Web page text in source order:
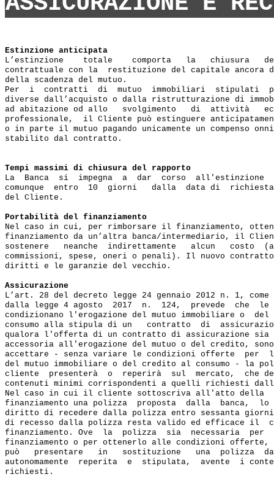
Estinzione anticipata
L’estinzione    totale    comporta   la   chiusura
contrattuale con la  restituzione del capitale ancora
della scadenza del mutuo.
Per  i  contratti  di  mutuo  immobiliari  stipulati
diverse dall’acquisto o dalla ristrutturazione di
ad abitazione od allo   svolgimento   di  attività
professionale,  il Cliente può estinguere
o in parte il mutuo pagando unicamente un compenso
stabilito dal contratto.
Tempi massimi di chiusura del rapporto
La  Banca  si  impegna  a  dar  corso  all'estinzione
comunque  entro  10  giorni   dalla  data di
del Cliente.
Portabilità del finanziamento
Nel caso in cui, per rimborsare il finanziamento,
finanziamento da un’altra banca/intermediario, il
sostenere   neanche  indirettamente   alcun   costo
commissioni, spese, oneri o penali). Il nuovo
diritti e le garanzie del vecchio.
Assicurazione
L’art. 28 del decreto legge 24 gennaio 2012 n. 1,
dalla legge 4 agosto  2017  n.  124,  prevede  che  le
condizionano l'erogazione del mutuo immobiliare o
consumo alla stipula di un   contratto  di
qualora l'offerta di un contratto di assicurazione sia
accessoria all'erogazione del mutuo o del credito,
accettare - senza variare le condizioni offerte  per
del mutuo immobiliare o del credito al consumo - la
cliente  presenterà  o  reperirà  sul  mercato,  che
contenuti minimi corrispondenti a quelli richiesti
Nel caso in cui il cliente sottoscriva all'atto della
finanziamento una polizza  proposta  dalla  banca,
diritto di recedere dalla polizza entro sessanta
di recesso dalla polizza resta valido ed efficace il
finanziamento. Ove  la  polizza  sia  necessaria
finanziamento o per ottenerlo alle condizioni
può   presentare   in   sostituzione   una  polizza
autonomamente  reperita  e  stipulata,  avente  i
richiesti.